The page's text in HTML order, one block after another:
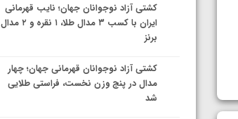
کشتی آزاد نوجوانان جهان؛ نایب قهرمانی
ایران با کسب ۳ مدال طلا، ۱ نقره و ۲ مدال
برنز
کشتی آزاد نوجوانان قهرمانی جهان؛ چهار
مدال در پنج وزن نخست، فراستی طلایی
شد